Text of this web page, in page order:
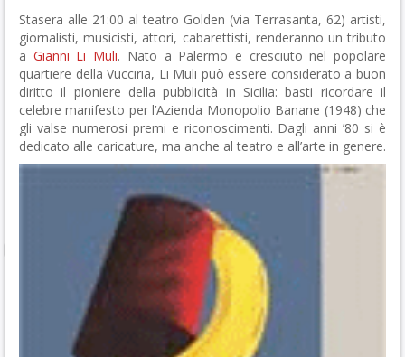
Stasera alle 21:00 al teatro Golden (via Terrasanta, 62) artisti,
giornalisti, musicisti, attori, cabarettisti, renderanno un tributo
a Gianni Li Muli. Nato a Palermo e cresciuto nel popolare
quartiere della Vucciria, Li Muli può essere considerato a buon
diritto il pioniere della pubblicità in Sicilia: basti ricordare il
celebre manifesto per l’Azienda Monopolio Banane (1948) che
gli valse numerosi premi e riconoscimenti. Dagli anni ’80 si è
dedicato alle caricature, ma anche al teatro e all’arte in genere.